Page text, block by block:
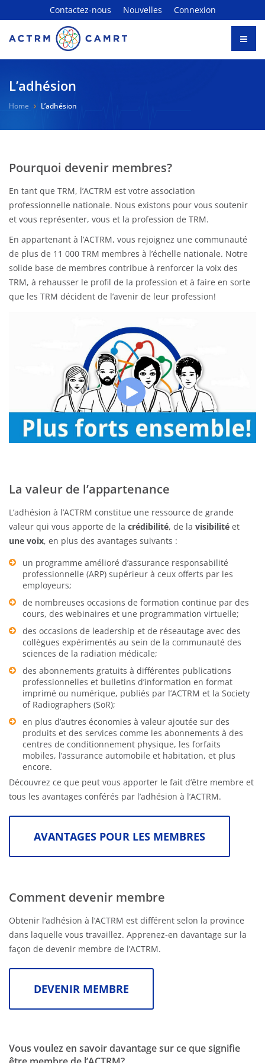
Contactez-nous Nouvelles Connexion
L’adhésion
Home L’adhésion
Pourquoi devenir membres?
En tant que TRM, l’ACTRM est votre association
professionnelle nationale. Nous existons pour vous soutenir
et vous représenter, vous et la profession de TRM.
En appartenant à l’ACTRM, vous rejoignez une communauté
de plus de 11 000 TRM membres à l’échelle nationale. Notre
solide base de membres contribue à renforcer la voix des
TRM, à rehausser le profil de la profession et à faire en sorte
que les TRM décident de l’avenir de leur profession!
La valeur de l’appartenance
L’adhésion à l’ACTRM constitue une ressource de grande
valeur qui vous apporte de la crédibilité, de la visibilité et
une voix, en plus des avantages suivants :
un programme amélioré d’assurance responsabilité
professionnelle (ARP) supérieur à ceux offerts par les
employeurs;
de nombreuses occasions de formation continue par des
cours, des webinaires et une programmation virtuelle;
des occasions de leadership et de réseautage avec des
collègues expérimentés au sein de la communauté des
sciences de la radiation médicale;
des abonnements gratuits à différentes publications
professionnelles et bulletins d’information en format
imprimé ou numérique, publiés par l’ACTRM et la Society
of Radiographers (SoR);
en plus d’autres économies à valeur ajoutée sur des
produits et des services comme les abonnements à des
centres de conditionnement physique, les forfaits
mobiles, l’assurance automobile et habitation, et plus
encore.
Découvrez ce que peut vous apporter le fait d’être membre et
tous les avantages conférés par l’adhésion à l’ACTRM.
AVANTAGES POUR LES MEMBRES
Comment devenir membre
Obtenir l’adhésion à l’ACTRM est différent selon la province
dans laquelle vous travaillez. Apprenez-en davantage sur la
façon de devenir membre de l’ACTRM.
DEVENIR MEMBRE
Vous voulez en savoir davantage sur ce que signifie